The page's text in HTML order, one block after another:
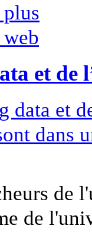
et de
de
de